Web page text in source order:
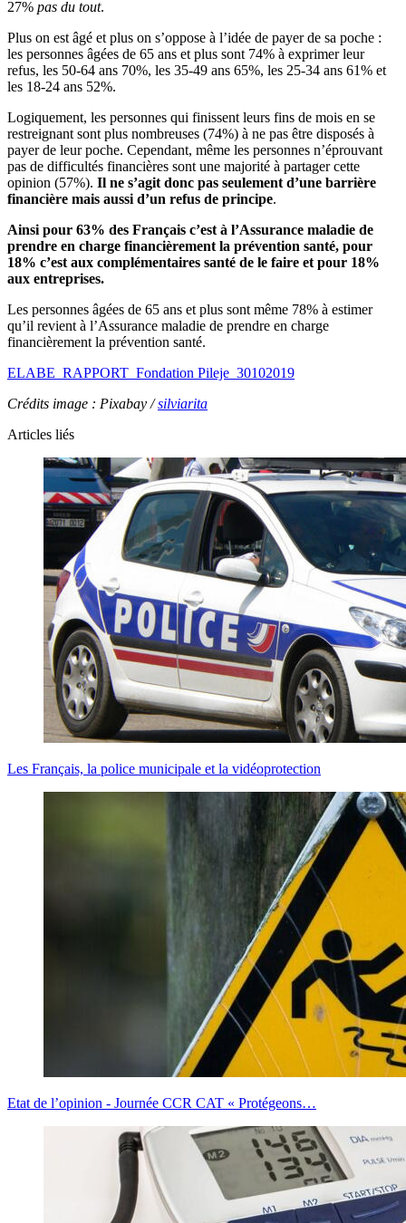
27% pas du tout.
Plus on est âgé et plus on s’oppose à l’idée de payer de sa poche :
les personnes âgées de 65 ans et plus sont 74% à exprimer leur
refus, les 50-64 ans 70%, les 35-49 ans 65%, les 25-34 ans 61% et
les 18-24 ans 52%.
Logiquement, les personnes qui finissent leurs fins de mois en se
restreignant sont plus nombreuses (74%) à ne pas être disposés à
payer de leur poche. Cependant, même les personnes n’éprouvant
pas de difficultés financières sont une majorité à partager cette
opinion (57%). Il ne s’agit donc pas seulement d’une barrière
financière mais aussi d’un refus de principe.
Ainsi pour 63% des Français c’est à l’Assurance maladie de
prendre en charge financièrement la prévention santé, pour
18% c’est aux complémentaires santé de le faire et pour 18%
aux entreprises.
Les personnes âgées de 65 ans et plus sont même 78% à estimer
qu’il revient à l’Assurance maladie de prendre en charge
financièrement la prévention santé.
ELABE_RAPPORT_Fondation Pileje_30102019
Crédits image : Pixabay /silviarita
Articles liés
Les Français, la police municipale et la vidéoprotection
Etat de l’opinion - Journée CCR CAT « Protégeons…